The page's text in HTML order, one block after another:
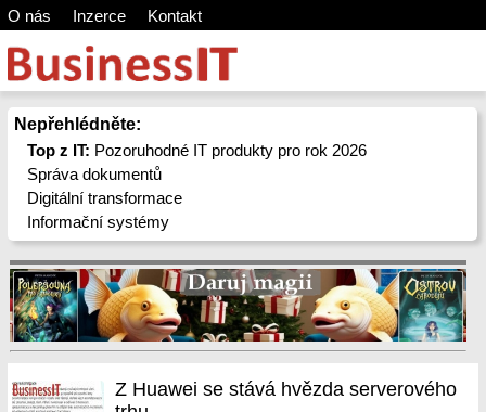
O nás Inzerce Kontakt
Nepřehlédněte:
Top z IT: Pozoruhodné IT produkty pro rok 2026
Správa dokumentů
Digitální transformace
Informační systémy
Z Huawei se stává hvězda serverového